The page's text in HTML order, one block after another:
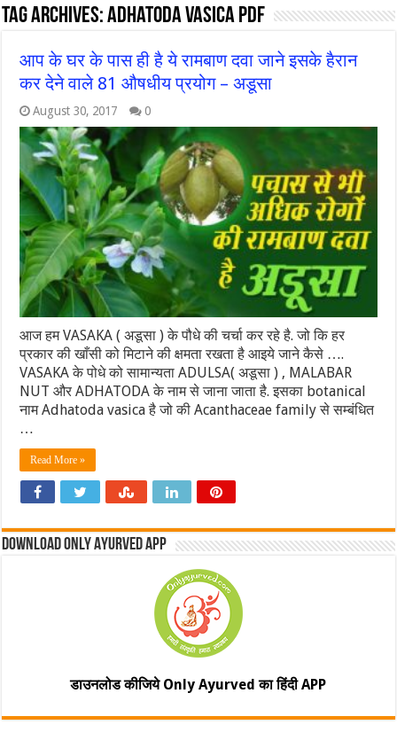
Tag Archives:adhatoda vasica pdf
आप के घर के पास ही है ये रामबाण दवा जाने इसके हैरान
कर देने वाले 81 औषधीय प्रयोग – अडूसा
August 30, 2017 0
आज हम VASAKA ( अडूसा ) के पौधे की चर्चा कर रहे है. जो कि हर
प्रकार की खाँसी को मिटाने की क्षमता रखता है आइये जाने कैसे ….
VASAKA के पोधे को सामान्यता ADULSA( अडूसा ) , MALABAR
NUT और ADHATODA के नाम से जाना जाता है. इसका botanical
नाम Adhatoda vasica है जो की Acanthaceae family से सम्बंधित
…
Read More »
Download Only Ayurved App
डाउनलोड कीजिये Only Ayurved का हिंदी APP